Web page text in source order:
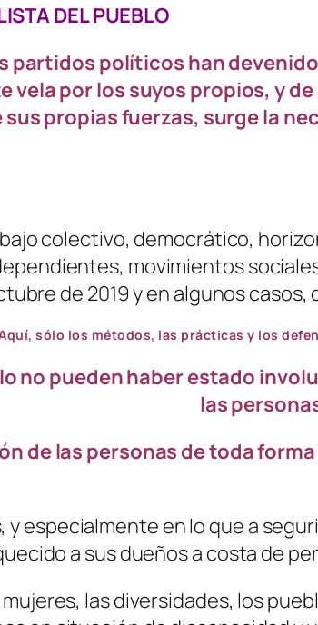
DEL PUEBLO
partidos políticos han
vela por los suyos propios, y
propias fuerzas, surge la
colectivo, democrático,
movimientos
de 2019 y en algunos
sólo los métodos, las prácticas y los
no pueden haber estado
las
de las personas de toda
especialmente en lo que a
a sus dueños a costa de
las diversidades, los